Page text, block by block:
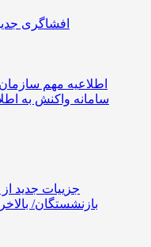
افشاگری
اطلاعیه مهم سازمان
جزییات جدید
بازنشستگان/